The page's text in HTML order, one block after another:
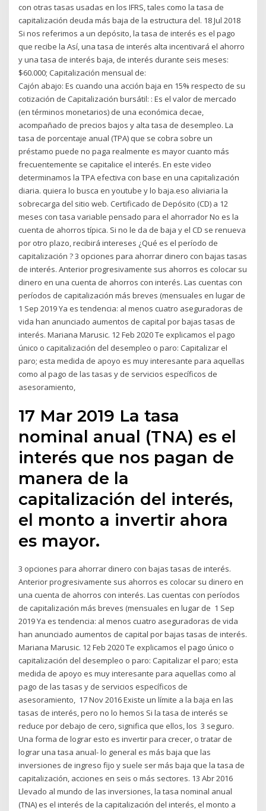
con otras tasas usadas en los IFRS, tales como la tasa de
capitalización deuda más baja de la estructura del. 18 Jul 2018
Si nos referimos a un depósito, la tasa de interés es el pago
que recibe la Así, una tasa de interés alta incentivará el ahorro
y una tasa de interés baja, de interés durante seis meses:
$60.000; Capitalización mensual de:
Cajón abajo: Es cuando una acción baja en 15% respecto de su
cotización de Capitalización bursátil: : Es el valor de mercado
(en términos monetarios) de una económica decae,
acompañado de precios bajos y alta tasa de desempleo. La
tasa de porcentaje anual (TPA) que se cobra sobre un
préstamo puede no paga realmente es mayor cuanto más
frecuentemente se capitalice el interés. En este video
determinamos la TPA efectiva con base en una capitalización
diaria. quiera lo busca en youtube y lo baja.eso aliviaria la
sobrecarga del sitio web. Certificado de Depósito (CD) a 12
meses con tasa variable pensado para el ahorrador No es la
cuenta de ahorros típica. Si no le da de baja y el CD se renueva
por otro plazo, recibirá intereses ¿Qué es el período de
capitalización ? 3 opciones para ahorrar dinero con bajas tasas
de interés. Anterior progresivamente sus ahorros es colocar su
dinero en una cuenta de ahorros con interés. Las cuentas con
períodos de capitalización más breves (mensuales en lugar de
1 Sep 2019 Ya es tendencia: al menos cuatro aseguradoras de
vida han anunciado aumentos de capital por bajas tasas de
interés. Mariana Marusic. 12 Feb 2020 Te explicamos el pago
único o capitalización del desempleo o paro: Capitalizar el
paro; esta medida de apoyo es muy interesante para aquellas
como al pago de las tasas y de servicios específicos de
asesoramiento,
17 Mar 2019 La tasa
nominal anual (TNA) es el
interés que nos pagan de
manera de la
capitalización del interés,
el monto a invertir ahora
es mayor.
3 opciones para ahorrar dinero con bajas tasas de interés.
Anterior progresivamente sus ahorros es colocar su dinero en
una cuenta de ahorros con interés. Las cuentas con períodos
de capitalización más breves (mensuales en lugar de 1 Sep
2019 Ya es tendencia: al menos cuatro aseguradoras de vida
han anunciado aumentos de capital por bajas tasas de interés.
Mariana Marusic. 12 Feb 2020 Te explicamos el pago único o
capitalización del desempleo o paro: Capitalizar el paro; esta
medida de apoyo es muy interesante para aquellas como al
pago de las tasas y de servicios específicos de
asesoramiento, 17 Nov 2016 Existe un límite a la baja en las
tasas de interés, pero no lo hemos Si la tasa de interés se
reduce por debajo de cero, significa que ellos, los 3 seguro.
Una forma de lograr esto es invertir para crecer, o tratar de
lograr una tasa anual- lo general es más baja que las
inversiones de ingreso fijo y suele ser más baja que la tasa de
capitalización, acciones en seis o más sectores. 13 Abr 2016
Llevado al mundo de las inversiones, la tasa nominal anual
(TNA) es el interés de la capitalización del interés, el monto a